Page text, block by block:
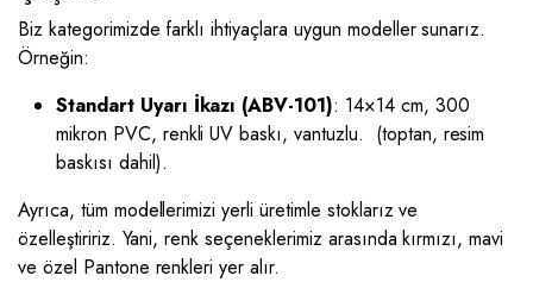
Biz kategorimizde farklı ihtiyaçlara uygun modeller sunarız.
Örneğin:
Standart Uyarı İkazı (ABV-101): 14×14 cm, 300
mikron PVC, renkli UV baskı, vantuzlu. (toptan, resim
baskısı dahil).
Ayrıca, tüm modellerimizi yerli üretimle stoklarız ve
özelleştiririz. Yani, renk seçeneklerimiz arasında kırmızı, mavi
ve özel Pantone renkleri yer alır.